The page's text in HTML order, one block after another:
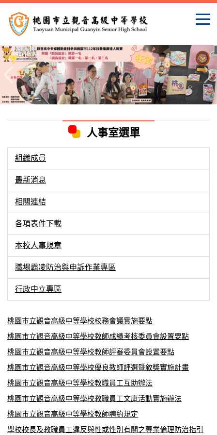
到
主
內
容
區
人事室選單
組織成員
最新消息
相關連結
各項表件下載
本校人事規章
職場霸凌防治與申訴作業專區
行政中立專區
桃園市立觀音高級中等學校校務會議實施要點
桃園市立觀音高級中等學校教師成績考核委員會設置要點
桃園市立觀音高級中等學校教師評審委員會設置要點
桃園市立觀音高級中等學校優良教師評選暨敘獎實施計畫
桃園市立觀音高級中等學校教職員工互助辦法
桃園市立觀音高級中等學校教職員工文康活動實施辦法
桃園市立觀音高級中等學校教師聘約規定
學校校長及教職員工違反與性或性別有關之專業倫理防治指引